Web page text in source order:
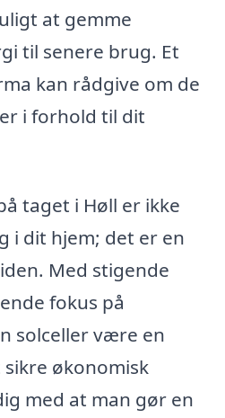
at gemme
til senere brug. Et
kan rådgive om de
i forhold til dit
taget i Høll er ikke
i dit hjem; det er en
Med stigende
fokus på
solceller være en
økonomisk
med at man gør en